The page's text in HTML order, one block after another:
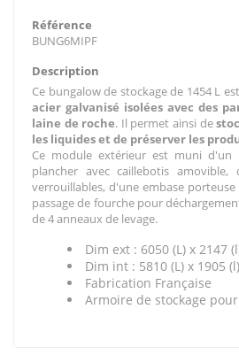
Référence
BUNG6MIPF
Description
Ce bungalow de stockage de 1454 L
acier galvanisé isolées avec des
laine de roche. Il permet ainsi de
les liquides et de préserver les
Ce module extérieur est muni
plancher avec caillebotis
verrouillables, d'une embase
passage de fourche pour
de 4 anneaux de levage.
Dim ext : 6050 (L) x 2147
Dim int : 5810 (L) x 1905
Fabrication Française
Armoire de stockage